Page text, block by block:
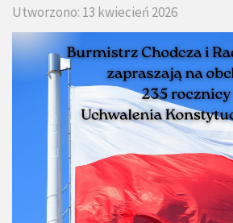
Utworzono: 13 kwiecień 2026